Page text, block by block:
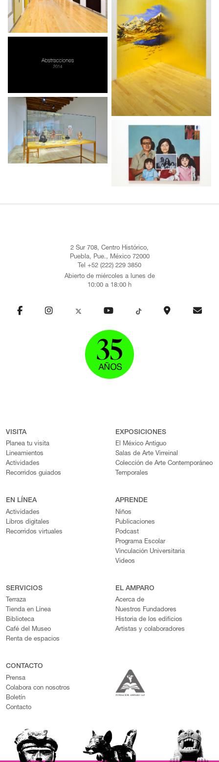
2 Sur 708, Centro Histórico,
Puebla, Pue., México 72000
Tel +52 (222) 229 3850
Abierto de miércoles a lunes de
10:00 a 18:00 h
VISITA
Planea tu visita
Lineamientos
Actividades
Recorridos guiados
EXPOSICIONES
El México Antiguo
Salas de Arte Virreinal
Colección de Arte Contemporáneo
Temporales
EN LÍNEA
Actividades
Libros digitales
Recorridos virtuales
APRENDE
Niños
Publicaciones
Podcast
Programa Escolar
Vinculación Universitaria
Videos
SERVICIOS
Terraza
Tienda en Línea
Biblioteca
Café del Museo
Renta de espacios
EL AMPARO
Acerca de
Nuestros Fundadores
Historia de los edificios
Artistas y colaboradores
CONTACTO
Prensa
Colabora con nosotros
Boletín
Contacto